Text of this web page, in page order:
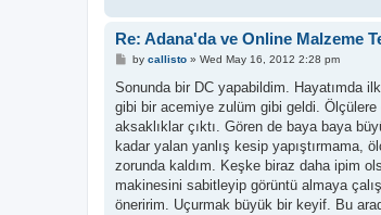
Re: Adana'da ve Online Malzeme
P
s
by callisto» Wed May 16, 2012 2:28 pm
Sonunda bir DC yapabildim. Hayatımda
gibi bir acemiye zulüm gibi geldi.
aksaklıklar çıktı. Gören de baya baya
kadar yalan yanlış kesip yapıştırmama,
zorunda kaldım. Keşke biraz daha ipim
makinesini sabitleyip görüntü almaya
öneririm. Uçurmak büyük bir keyif. Bu